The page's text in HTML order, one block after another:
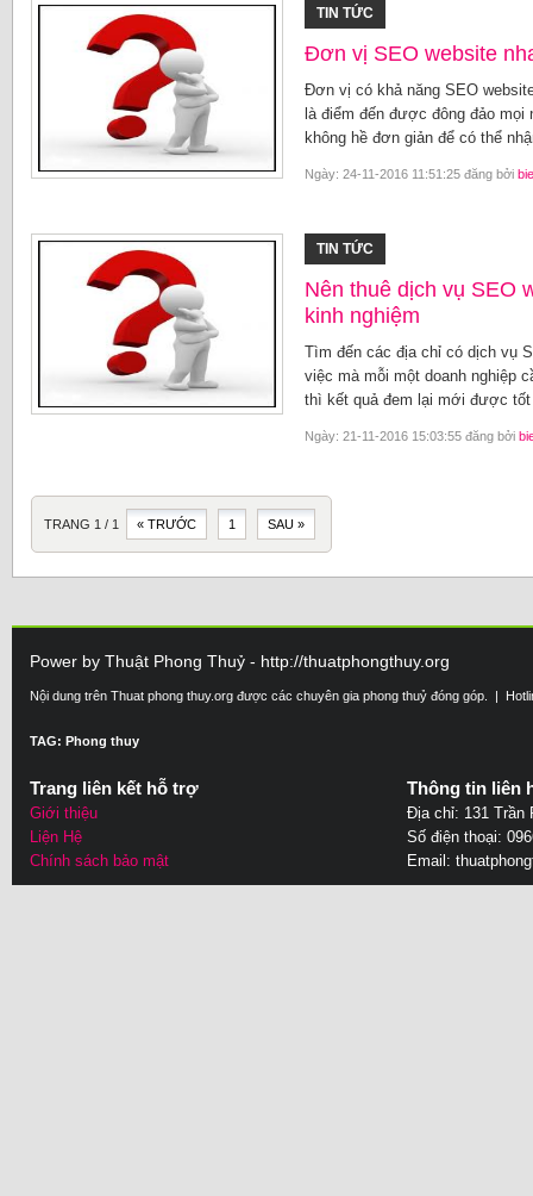
TIN TỨC
Đơn vị SEO website
Đơn vị có khả năng SEO
là điểm đến được đông đảo
không hề đơn giản để có thể
Ngày: 24-11-2016 11:51:25 đăng bởi
TIN TỨC
Nên thuê dịch vụ SEO
kinh nghiệm
Tìm đến các địa chỉ có dịch vụ
việc mà mỗi một doanh nghiệp
thì kết quả đem lại mới được
Ngày: 21-11-2016 15:03:55 đăng bởi
TRANG 1 / 1 « TRƯỚC 1 SAU »
Power by Thuật Phong Thuỷ - http://thuatphongthuy.org
Nội dung trên Thuat phong thuy.org được các chuyên gia phong thuỷ đóng góp. |
TAG: Phong thuy
Trang liên kết hỗ trợ
Giới thiệu
Liện Hệ
Chính sách bảo mật
Thông tin liên
Địa chỉ: 131 Trần
Số điện thoại:
Email: